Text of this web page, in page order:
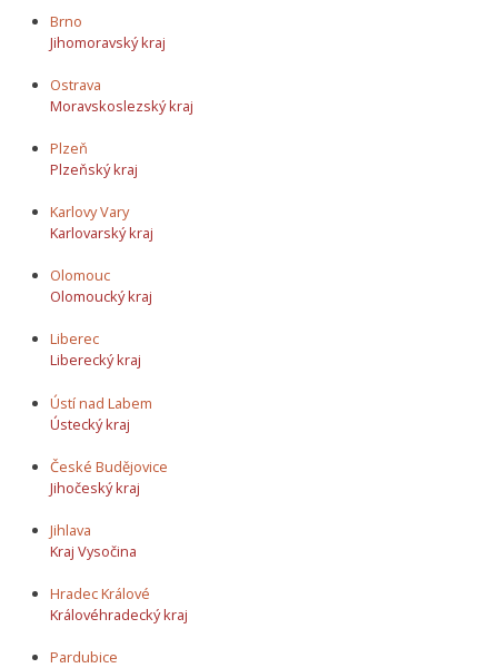
Brno
Jihomoravský kraj
Ostrava
Moravskoslezský kraj
Plzeň
Plzeňský kraj
Karlovy Vary
Karlovarský kraj
Olomouc
Olomoucký kraj
Liberec
Liberecký kraj
Ústí nad Labem
Ústecký kraj
České Budějovice
Jihočeský kraj
Jihlava
Kraj Vysočina
Hradec Králové
Královéhradecký kraj
Pardubice